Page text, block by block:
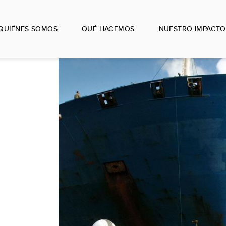
SOMOS QUÉ HACEMOS NUESTRO IMPACTO